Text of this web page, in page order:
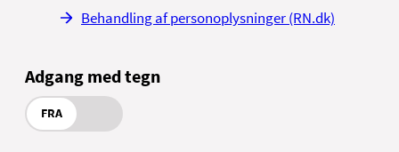
Behandling af personoplysninger (RN.dk)
Adgang med tegn
FRA